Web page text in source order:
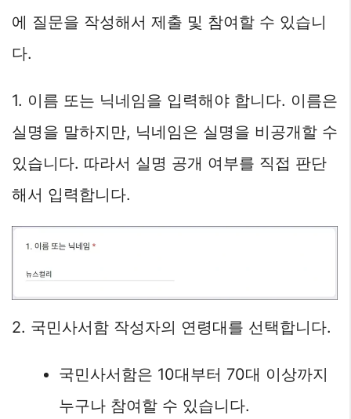
에 질문을 작성해서 제출 및 참여할 수 있습니
다.
1. 이름 또는 닉네임을 입력해야 합니다. 이름은
실명을 말하지만, 닉네임은 실명을 비공개할 수
있습니다. 따라서 실명 공개 여부를 직접 판단
해서 입력합니다.
2. 국민사서함 작성자의 연령대를 선택합니다.
국민사서함은 10대부터 70대 이상까지
누구나 참여할 수 있습니다.